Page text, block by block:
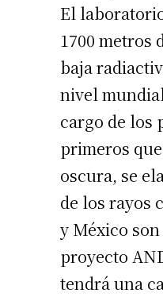
El
1700 metros
baja
nivel
cargo de los
primeros
oscura, se
de los rayos
y México
proyecto
tendrá una